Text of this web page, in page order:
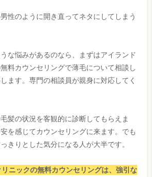
性のように開き直ってネタにしてしまう
な悩みがあるのなら、まずはアイランド
料カウンセリングで薄毛について相談し
ます。専門の相談員が親身に対応してく
髪の状況を客観的に診断してもらえま
を感じてカウンセリングに来ます。でも
きりとした気分になる人が大半です。
ニックの無料カウンセリングは、強引な